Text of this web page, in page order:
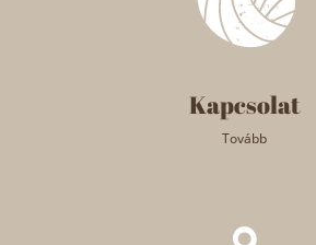
Kapcsolat
Tovább